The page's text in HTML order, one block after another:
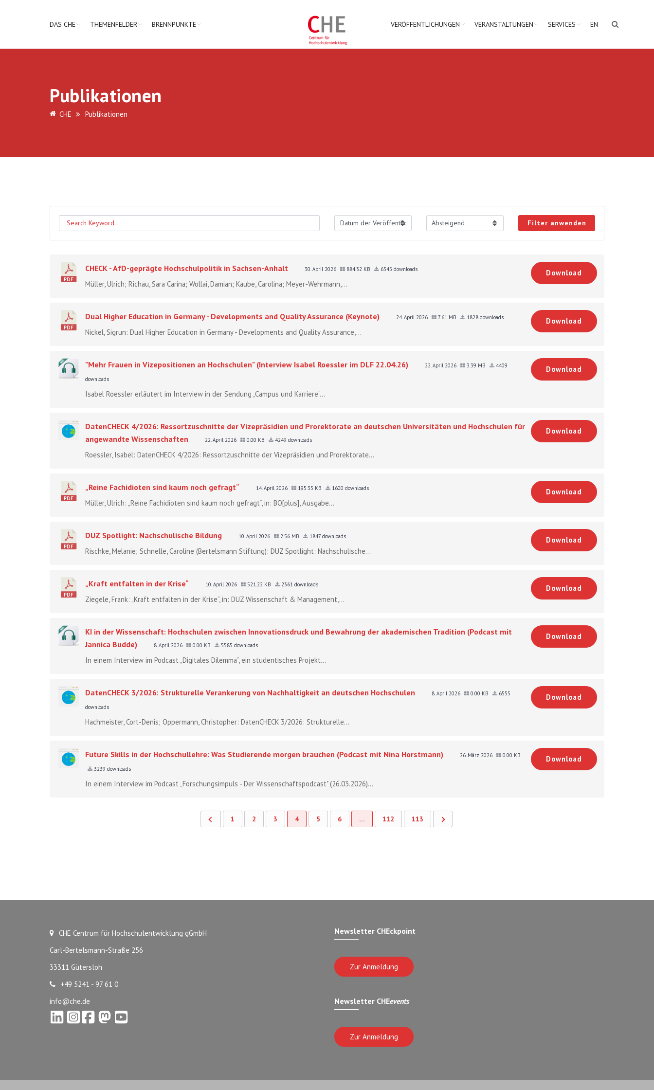
DAS CHE THEMENFELDER BRENNPUNKTE VERÖFFENTLICHUNGEN VERANSTALTUNGEN SERVICES EN
Publikationen
CHE Publikationen
Filter anwenden
CHECK - AfD-geprägte Hochschulpolitik in Sachsen-Anhalt 30. April 2026 884.32 KB 6545 downloads
Müller, Ulrich; Richau, Sara Carina; Wollai, Damian; Kaube, Carolina; Meyer-Wehrmann,...
Download
Dual Higher Education in Germany - Developments and Quality Assurance (Keynote) 24. April 2026 7.61 MB 1828 downloads
Nickel, Sigrun: Dual Higher Education in Germany - Developments and Quality Assurance,...
Download
"Mehr Frauen in Vizepositionen an Hochschulen" (Interview Isabel Roessler im DLF 22.04.26) 22. April 2026 3.39 MB
4409
downloads
Isabel Roessler erläutert im Interview in der Sendung „Campus und Karriere“...
Download
DatenCHECK 4/2026: Ressortzuschnitte der Vizepräsidien und Prorektorate an deutschen Universitäten und Hochschulen für
angewandte Wissenschaften
22. April 2026 0.00 KB 4249 downloads
Roessler, Isabel: DatenCHECK 4/2026: Ressortzuschnitte der Vizepräsidien und Prorektorate...
Download
„Reine Fachidioten sind kaum noch gefragt“ 14. April 2026 195.35 KB 1600 downloads
Müller, Ulrich: „Reine Fachidioten sind kaum noch gefragt“, in: BO[plus], Ausgabe...
Download
DUZ Spotlight: Nachschulische Bildung 10. April 2026 2.56 MB 1847 downloads
Rischke, Melanie; Schnelle, Caroline (Bertelsmann Stiftung): DUZ Spotlight: Nachschulische...
Download
„Kraft entfalten in der Krise“ 10. April 2026 521.22 KB 2361 downloads
Ziegele, Frank: „Kraft entfalten in der Krise“, in: DUZ Wissenschaft & Management,...
Download
KI in der Wissenschaft: Hochschulen zwischen Innovationsdruck und Bewahrung der akademischen Tradition (Podcast mit
Jannica Budde)
8. April 2026 0.00 KB 5585 downloads
In einem Interview im Podcast „Digitales Dilemma“, ein studentisches Projekt...
Download
DatenCHECK 3/2026: Strukturelle Verankerung von Nachhaltigkeit an deutschen Hochschulen 8. April 2026 0.00 KB
6555
downloads
Hachmeister, Cort-Denis; Oppermann, Christopher: DatenCHECK 3/2026: Strukturelle...
Download
Future Skills in der Hochschullehre: Was Studierende morgen brauchen (Podcast mit Nina Horstmann) 26. März 2026
0.00 KB
3239 downloads
In einem Interview im Podcast „Forschungsimpuls - Der Wissenschaftspodcast" (26.03.2026)...
Download
1 2 3 4 5 6 … 112 113
CHE Centrum für Hochschulentwicklung gGmbH
Carl-Bertelsmann-Straße 256
33311 Gütersloh
+49 5241 - 97 61 0
info@che.de
Newsletter CHEckpoint
Zur Anmeldung
Newsletter CHEevents
Zur Anmeldung